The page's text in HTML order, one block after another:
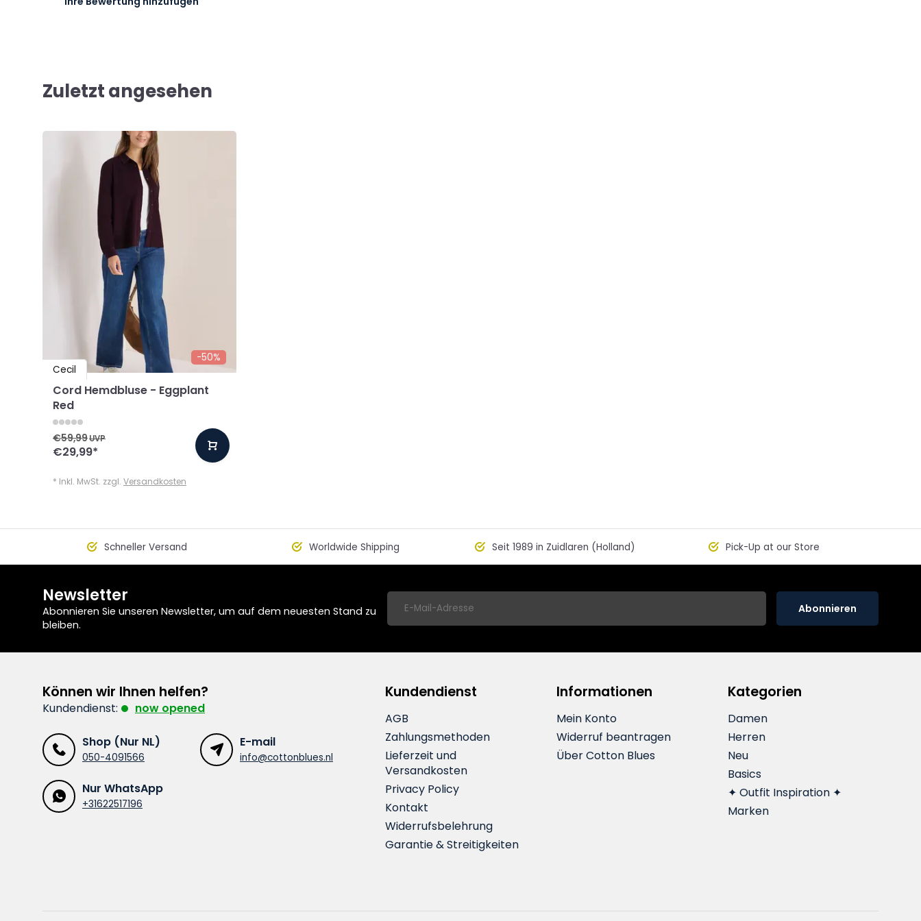
Zuletzt angesehen
-50%
Cecil
Cord Hemdbluse - Eggplant
Red
€59,99UVP
€29,99*
* Inkl. MwSt. zzgl. Versandkosten
Schneller Versand Worldwide Shipping Seit 1989 in Zuidlaren (Holland) Pick-Up at our Store
Newsletter
Abonnieren Sie unseren Newsletter, um auf dem neuesten Stand zu
bleiben.
Abonnieren
Können wir Ihnen helfen?
Kundendienst: now opened
Shop (Nur NL)
050-4091566
E-mail
info@cottonblues.nl
Nur WhatsApp
+31622517196
Kundendienst
AGB
Zahlungsmethoden
Lieferzeit und
Versandkosten
Privacy Policy
Kontakt
Widerrufsbelehrung
Garantie & Streitigkeiten
Informationen
Mein Konto
Widerruf beantragen
Über Cotton Blues
Kategorien
Damen
Herren
Neu
Basics
✦ Outfit Inspiration ✦
Marken